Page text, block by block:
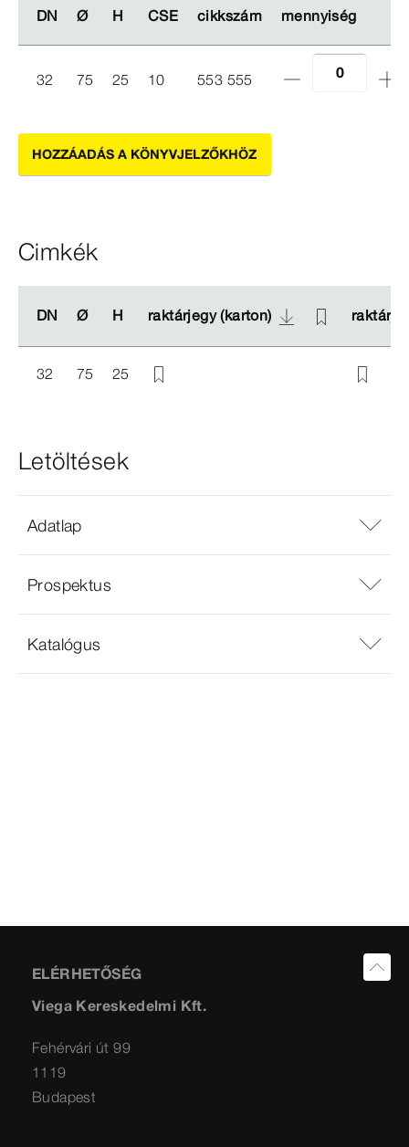
DN Ø H CSE cikkszám mennyiség
DN Ø H CSE cikkszám mennyiség
32 75 25 10 553 555
HOZZÁADÁS A KÖNYVJELZŐKHÖZ
Cimkék
DN Ø H raktárjegy (karton)
DN Ø H raktárjegy (karton)
32 75 25
Letöltések
Adatlap
Prospektus
Katalógus
ELÉRHETŐSÉG
Viega Kereskedelmi Kft.
Fehérvári út 99
1119
Budapest